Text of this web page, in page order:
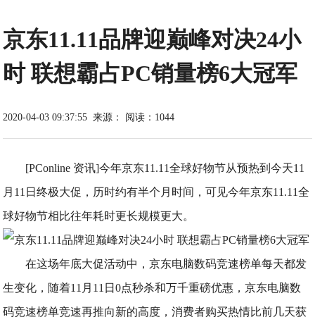
京东11.11品牌迎巅峰对决24小
时 联想霸占PC销量榜6大冠军
2020-04-03 09:37:55 来源： 阅读：1044
[PConline 资讯]今年京东11.11全球好物节从预热到今天11
月11日终极大促，历时约有半个月时间，可见今年京东11.11全
球好物节相比往年耗时更长规模更大。
在这场年底大促活动中，京东电脑数码竞速榜单每天都发
生变化，随着11月11日0点秒杀和万千重磅优惠，京东电脑数
码竞速榜单竞速再推向新的高度，消费者购买热情比前几天获